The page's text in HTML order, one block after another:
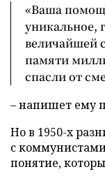
«Ваша
уникальное,
величайшей
памяти
спасли от
– напишет ему
Но в 1950-х
с
понятие,